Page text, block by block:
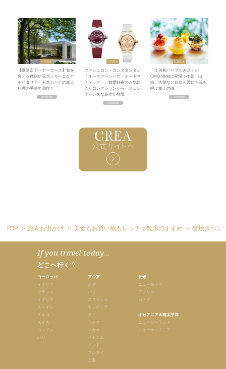
【夏限定ディナーコース】旬を
迎える稚鮎や花ズッキーニなど
をイタリア・トスカーナの郷土
料理の手法で満喫！
ヴァシュロン・コンスタンタン
「オーヴァーシーズ・オートマ
ティック」。旅愛好家のお気に
入りコレクションから、ジェン
ダーレスな新作が登場
「土佐和ハーブかき氷」が
OMO7高知に登場！生姜、山
椒、大葉など目にも舌にも涼を
呼ぶ郷土の味
TOP 旅＆お出かけ 美食もお買い物もレッチェ散歩のすすめ 硬焼きパン
If you travel today...
どこへ行く？
ヨーロッパ
イタリア
フランス
イギリス
スペイン
チェコ
スイス
ロンドン
パリ
アジア
台湾
バリ
スリランカ
カンボジア
タイ
ラオス
マカオ
ベトナム
インド
ブルネイ
上海
北米
ニューヨーク
アメリカ
カナダ
オセアニア＆南太平洋
ニュージーランド
ニューカレドニア